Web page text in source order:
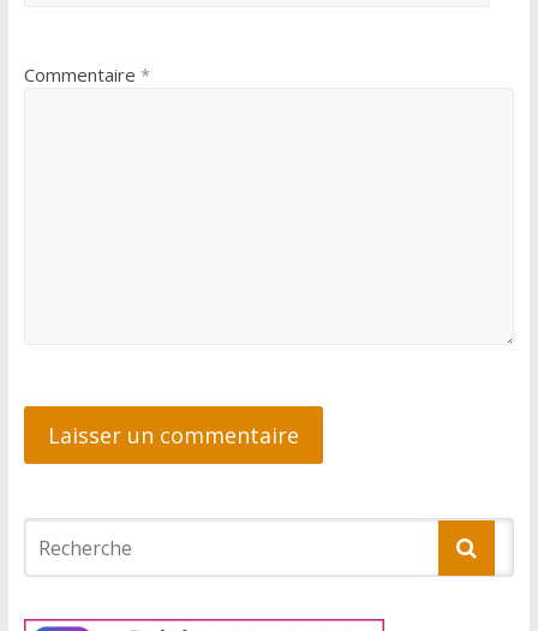
Commentaire *